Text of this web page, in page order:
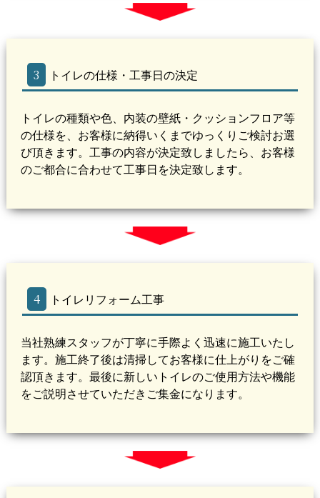
3 トイレの仕様・工事日の決定
トイレの種類や色、内装の壁紙・クッションフロア等
の仕様を、お客様に納得いくまでゆっくりご検討お選
び頂きます。工事の内容が決定致しましたら、お客様
のご都合に合わせて工事日を決定致します。
4 トイレリフォーム工事
当社熟練スタッフが丁寧に手際よく迅速に施工いたし
ます。施工終了後は清掃してお客様に仕上がりをご確
認頂きます。最後に新しいトイレのご使用方法や機能
をご説明させていただきご集金になります。